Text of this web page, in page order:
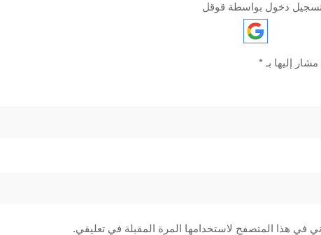
دخول بواسطة قوقل
إليها بـ *
في هذا المتصفح لاستخدامها المرة المقبلة في تعليقي.